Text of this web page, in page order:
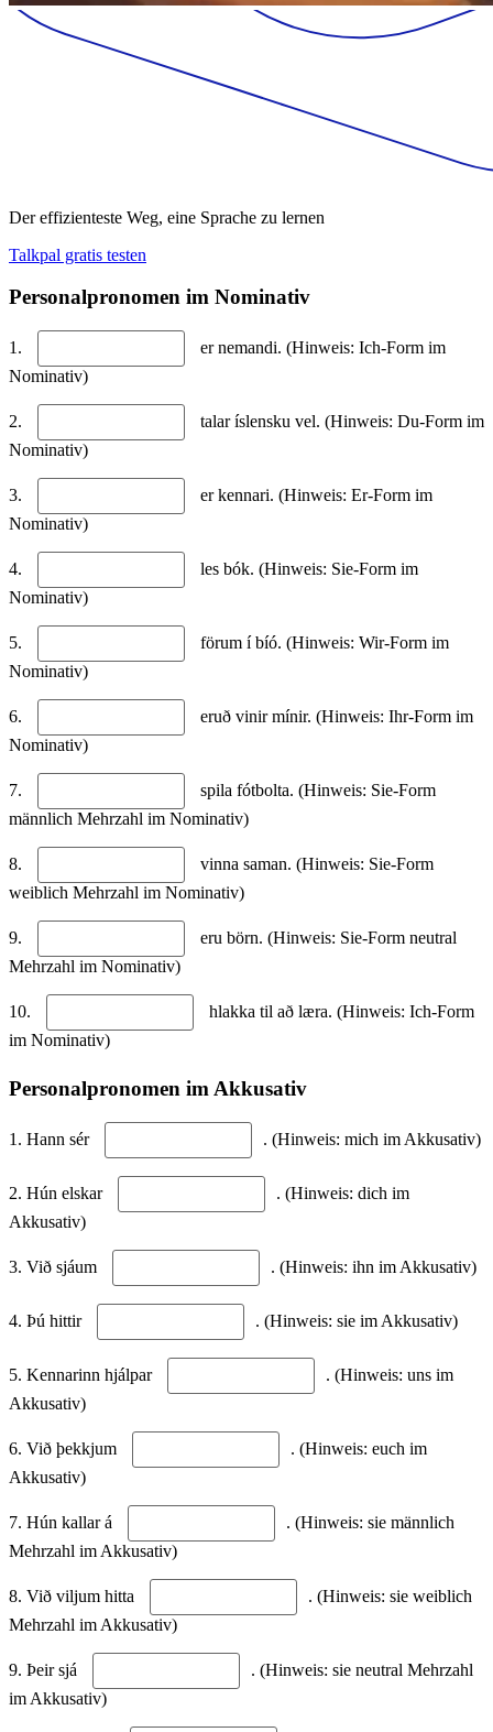
Der effizienteste Weg, eine Sprache zu lernen
Talkpal gratis testen
Personalpronomen im Nominativ
1.
er nemandi. (Hinweis: Ich-Form im
Nominativ)
2.
talar íslensku vel. (Hinweis: Du-Form im
Nominativ)
3.
er kennari. (Hinweis: Er-Form im
Nominativ)
4.
les bók. (Hinweis: Sie-Form im
Nominativ)
5.
förum í bíó. (Hinweis: Wir-Form im
Nominativ)
6.
eruð vinir mínir. (Hinweis: Ihr-Form im
Nominativ)
7.
spila fótbolta. (Hinweis: Sie-Form
männlich Mehrzahl im Nominativ)
8.
vinna saman. (Hinweis: Sie-Form
weiblich Mehrzahl im Nominativ)
9.
eru börn. (Hinweis: Sie-Form neutral
Mehrzahl im Nominativ)
10.
hlakka til að læra. (Hinweis: Ich-Form
im Nominativ)
Personalpronomen im Akkusativ
1. Hann sér . (Hinweis: mich im Akkusativ)
2. Hún elskar
. (Hinweis: dich im
Akkusativ)
3. Við sjáum . (Hinweis: ihn im Akkusativ)
4. Þú hittir . (Hinweis: sie im Akkusativ)
5. Kennarinn hjálpar
. (Hinweis: uns im
Akkusativ)
6. Við þekkjum
. (Hinweis: euch im
Akkusativ)
7. Hún kallar á
. (Hinweis: sie männlich
Mehrzahl im Akkusativ)
8. Við viljum hitta
. (Hinweis: sie weiblich
Mehrzahl im Akkusativ)
9. Þeir sjá
. (Hinweis: sie neutral Mehrzahl
im Akkusativ)